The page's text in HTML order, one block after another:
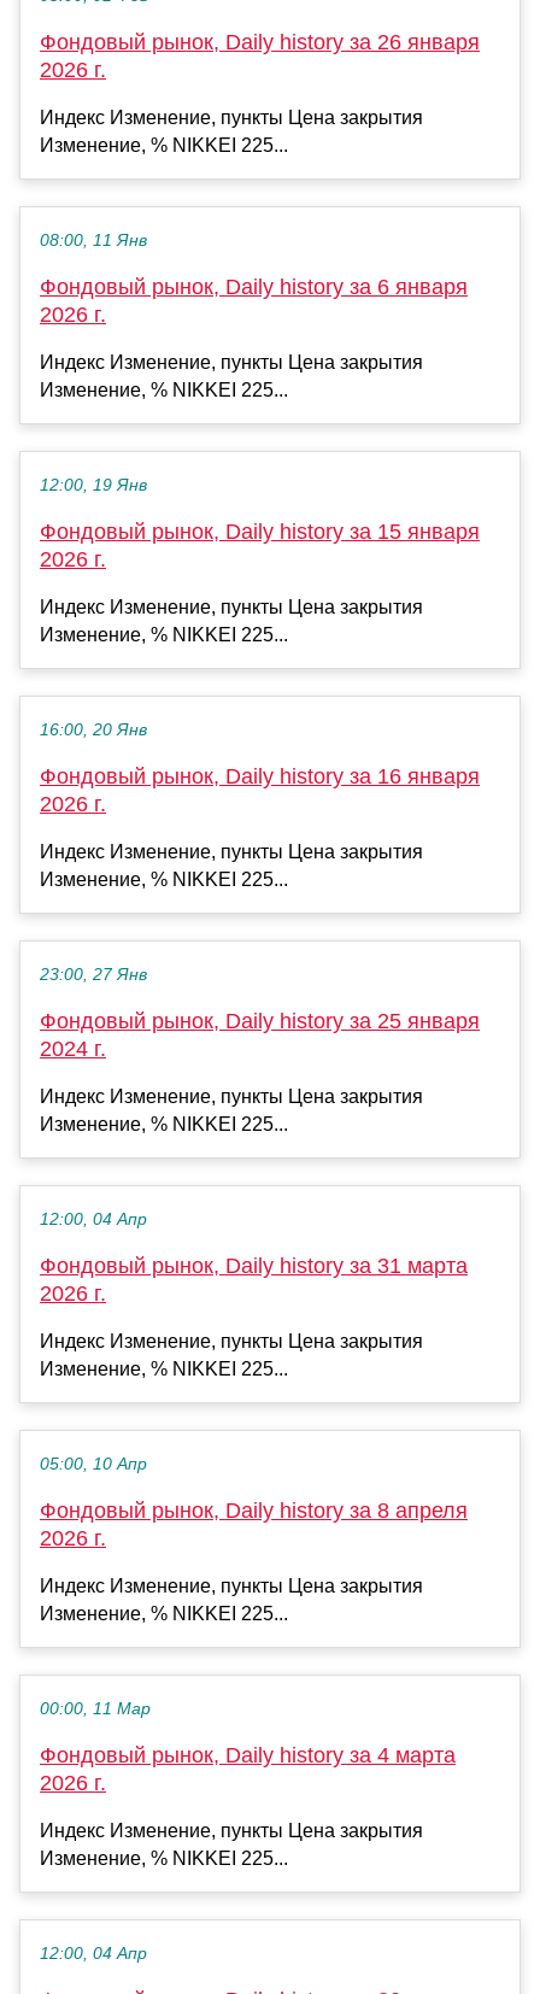
Фондовый рынок, Daily history за 26 января
2026 г.
Индекс Изменение, пункты Цена закрытия
Изменение, % NIKKEI 225...
08:00, 11 Янв
Фондовый рынок, Daily history за 6 января
2026 г.
Индекс Изменение, пункты Цена закрытия
Изменение, % NIKKEI 225...
12:00, 19 Янв
Фондовый рынок, Daily history за 15 января
2026 г.
Индекс Изменение, пункты Цена закрытия
Изменение, % NIKKEI 225...
16:00, 20 Янв
Фондовый рынок, Daily history за 16 января
2026 г.
Индекс Изменение, пункты Цена закрытия
Изменение, % NIKKEI 225...
23:00, 27 Янв
Фондовый рынок, Daily history за 25 января
2024 г.
Индекс Изменение, пункты Цена закрытия
Изменение, % NIKKEI 225...
12:00, 04 Апр
Фондовый рынок, Daily history за 31 марта
2026 г.
Индекс Изменение, пункты Цена закрытия
Изменение, % NIKKEI 225...
05:00, 10 Апр
Фондовый рынок, Daily history за 8 апреля
2026 г.
Индекс Изменение, пункты Цена закрытия
Изменение, % NIKKEI 225...
00:00, 11 Мар
Фондовый рынок, Daily history за 4 марта
2026 г.
Индекс Изменение, пункты Цена закрытия
Изменение, % NIKKEI 225...
12:00, 04 Апр